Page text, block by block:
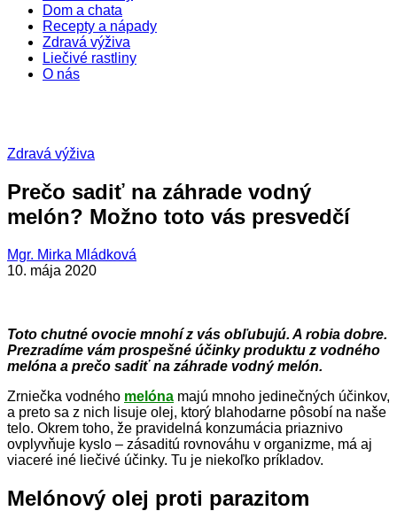
Dom a chata
Recepty a nápady
Zdravá výživa
Liečivé rastliny
O nás
Zdravá výživa
Prečo sadiť na záhrade vodný
melón? Možno toto vás presvedčí
Mgr. Mirka Mládková
10. mája 2020
Toto chutné ovocie mnohí z vás obľubujú. A robia dobre.
Prezradíme vám prospešné účinky produktu z vodného
melóna a prečo sadiť na záhrade vodný melón.
Zrniečka vodného melóna majú mnoho jedinečných účinkov,
a preto sa z nich lisuje olej, ktorý blahodarne pôsobí na naše
telo. Okrem toho, že pravidelná konzumácia priaznivo
ovplyvňuje kyslo – zásaditú rovnováhu v organizme, má aj
viaceré iné liečivé účinky. Tu je niekoľko príkladov.
Melónový olej proti parazitom